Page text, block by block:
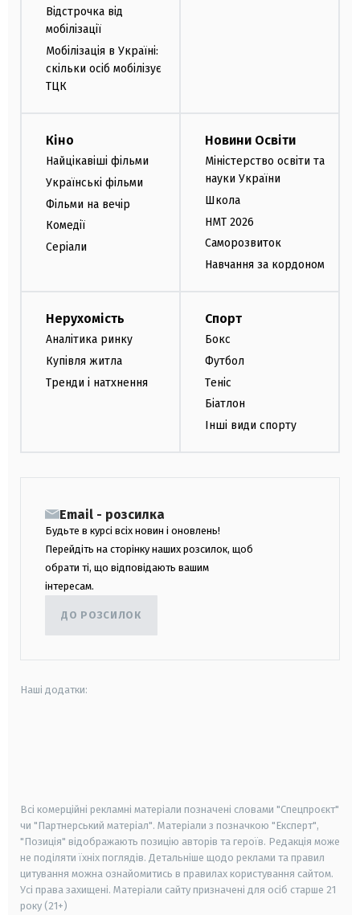
Відстрочка від
мобілізації
Мобілізація в Україні:
скільки осіб мобілізує
ТЦК
Кіно
Найцікавіші фільми
Українські фільми
Фільми на вечір
Комедії
Серіали
Новини Освіти
Міністерство освіти та
науки України
Школа
НМТ 2026
Саморозвиток
Навчання за кордоном
Нерухомість
Аналітика ринку
Купівля житла
Тренди і натхнення
Спорт
Бокс
Футбол
Теніс
Біатлон
Інші види спорту
Email - розсилка
Будьте в курсі всіх новин і оновлень!
Перейдіть на сторінку наших розсилок, щоб
обрати ті, що відповідають вашим
інтересам.
ДО РОЗСИЛОК
Наші додатки:
Всі комерційні рекламні матеріали позначені словами "Спецпроєкт"
чи "Партнерський матеріал". Матеріали з позначкою "Експерт",
"Позиція" відображають позицію авторів та героїв. Редакція може
не поділяти їхніх поглядів. Детальніше щодо реклами та правил
цитування можна ознайомитись в правилах користування сайтом.
Усі права захищені. Матеріали сайту призначені для осіб старше 21
року (21+)